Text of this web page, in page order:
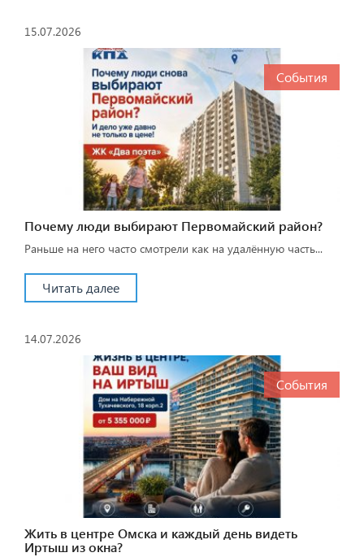
15.07.2026
События
Почему люди выбирают Первомайский район?
Раньше на него часто смотрели как на удалённую часть...
Читать далее
14.07.2026
События
Жить в центре Омска и каждый день видеть
Иртыш из окна?